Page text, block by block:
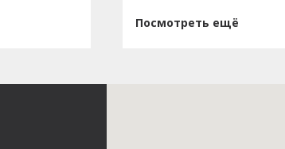
Посмотреть ещё